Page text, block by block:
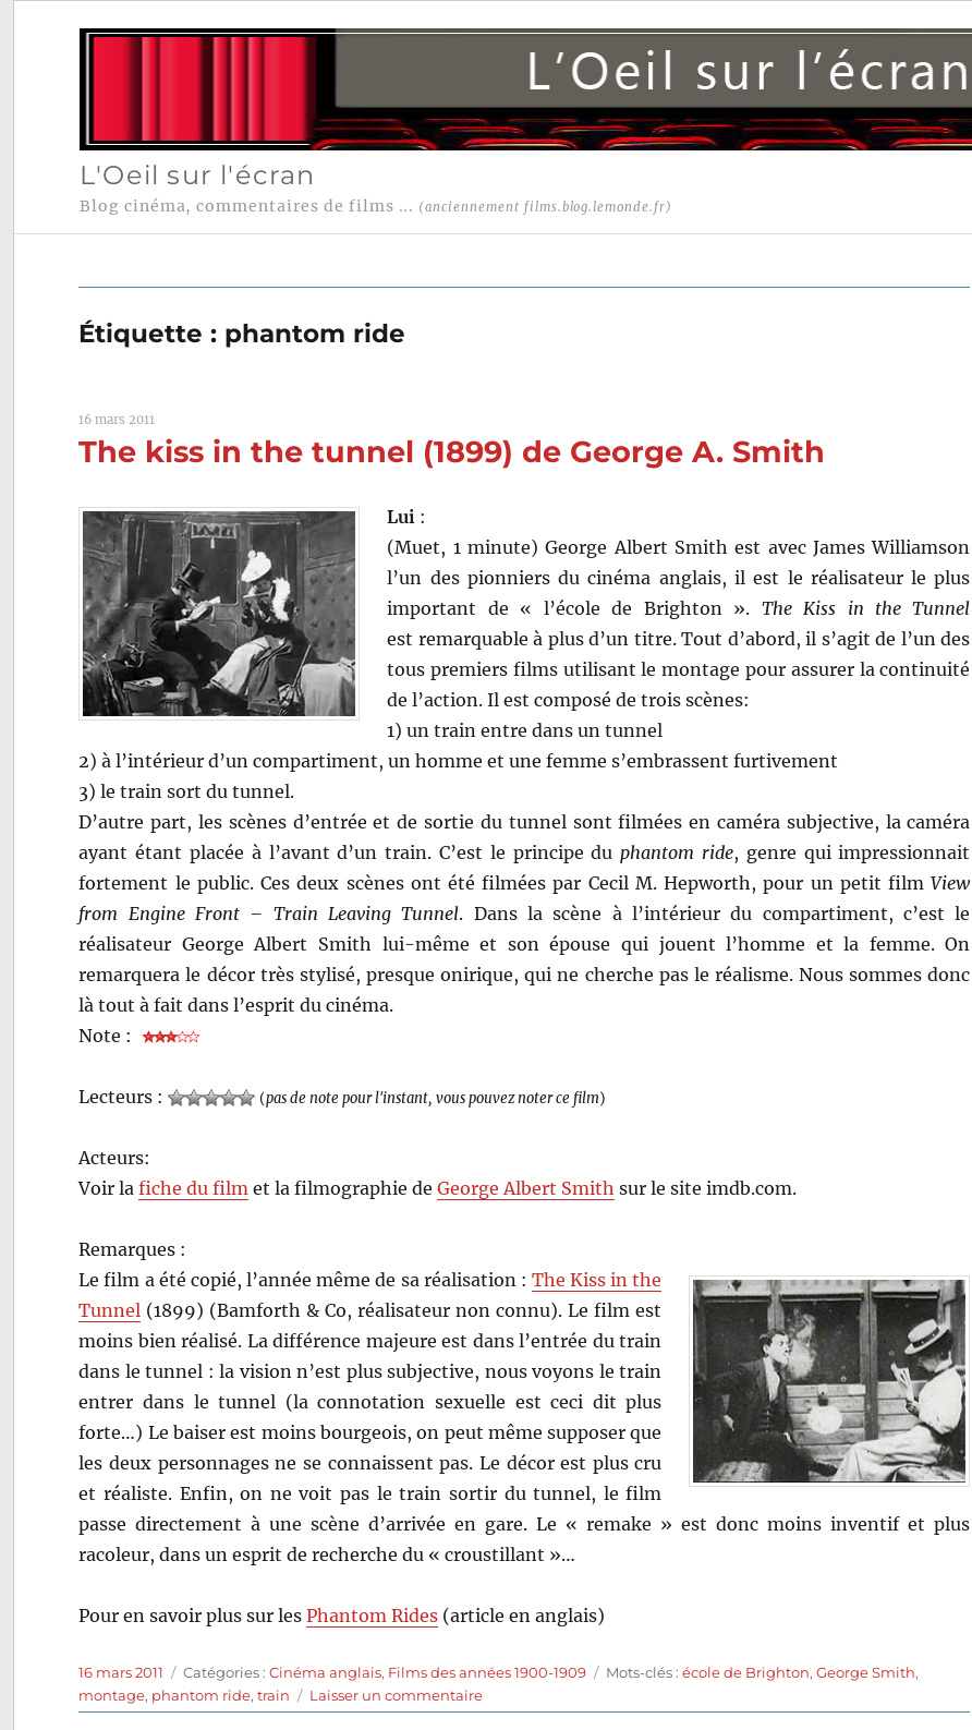
L'Oeil sur l'écran
Blog cinéma, commentaires de films ... (anciennement films.blog.lemonde.fr)
Étiquette : phantom ride
16 mars 2011
The kiss in the tunnel (1899) de George A. Smith
Lui :
(Muet, 1 minute) George Albert Smith est avec James Williamson
l’un des pionniers du cinéma anglais, il est le réalisateur le plus
important de « l’école de Brighton ». The Kiss in the Tunnel
est remarquable à plus d’un titre. Tout d’abord, il s’agit de l’un des
tous premiers films utilisant le montage pour assurer la continuité
de l’action. Il est composé de trois scènes:
1) un train entre dans un tunnel
2) à l’intérieur d’un compartiment, un homme et une femme s’embrassent furtivement
3) le train sort du tunnel.
D’autre part, les scènes d’entrée et de sortie du tunnel sont filmées en caméra subjective, la caméra
ayant étant placée à l’avant d’un train. C’est le principe du phantom ride, genre qui impressionnait
fortement le public. Ces deux scènes ont été filmées par Cecil M. Hepworth, pour un petit filmView
from Engine Front – Train Leaving Tunnel. Dans la scène à l’intérieur du compartiment, c’est le
réalisateur George Albert Smith lui-même et son épouse qui jouent l’homme et la femme. On
remarquera le décor très stylisé, presque onirique, qui ne cherche pas le réalisme. Nous sommes donc
là tout à fait dans l’esprit du cinéma.
Note :
Lecteurs : (pas de note pour l'instant, vous pouvez noter ce film)
Acteurs:
Voir lafiche du film et la filmographie deGeorge Albert Smith sur le site imdb.com.
Remarques :
Le film a été copié, l’année même de sa réalisation : The Kiss in the
Tunnel (1899) (Bamforth & Co, réalisateur non connu). Le film est
moins bien réalisé. La différence majeure est dans l’entrée du train
dans le tunnel : la vision n’est plus subjective, nous voyons le train
entrer dans le tunnel (la connotation sexuelle est ceci dit plus
forte…) Le baiser est moins bourgeois, on peut même supposer que
les deux personnages ne se connaissent pas. Le décor est plus cru
et réaliste. Enfin, on ne voit pas le train sortir du tunnel, le film
passe directement à une scène d’arrivée en gare. Le « remake » est donc moins inventif et plus
racoleur, dans un esprit de recherche du « croustillant »…
Pour en savoir plus sur lesPhantom Rides (article en anglais)
Publié
le
16 mars 2011 Catégories
Catégories :Cinéma anglais, Films des années 1900-1909 Étiquettes
Mots-clés :école de Brighton,George Smith,
montage, phantom ride,train Laisser un commentairesur
The